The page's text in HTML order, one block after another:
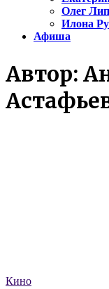
Олег
Илона
Афиша
Автор:
Кино